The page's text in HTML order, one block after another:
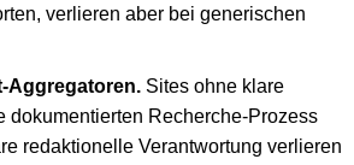
verlieren aber bei generischen
Aggregatoren. Sites ohne klare
dokumentierten Recherche-Prozess
redaktionelle Verantwortung verlieren